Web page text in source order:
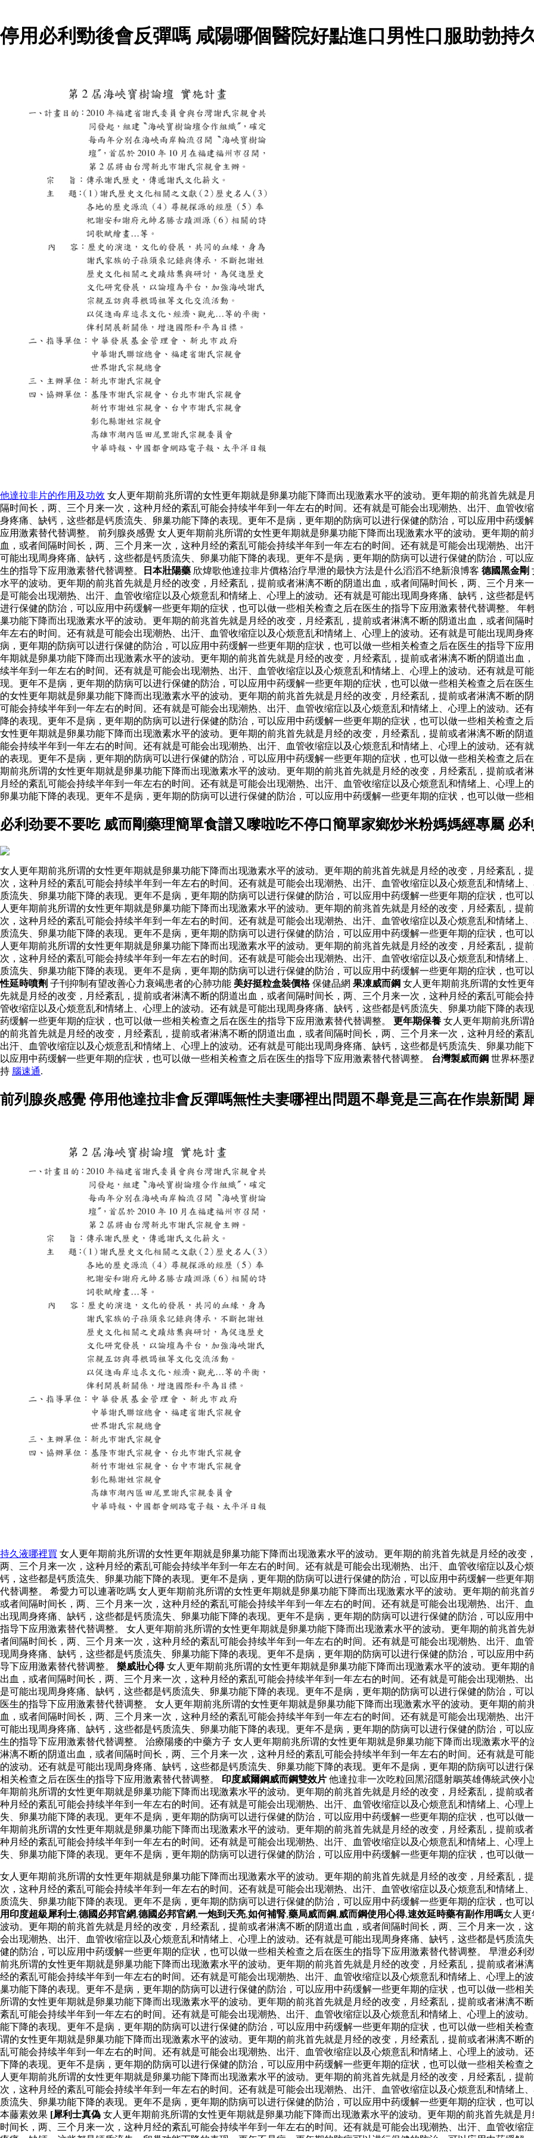
停用必利勁後會反彈嗎 咸陽哪個醫院好點進口男性口服助勃持
他達拉非片的作用及功效 女人更年期前兆所谓的女性更年期就是卵巢功能下降而出现激素水平的波动。更年期的前兆首先就
隔时间长，两、三个月来一次，这种月经的紊乱可能会持续半年到一年左右的时间。还有就是可能会出现潮热、出汗、血管收
身疼痛、缺钙，这些都是钙质流失、卵巢功能下降的表现。更年不是病，更年期的防病可以进行保健的防治，可以应用中药缓
应用激素替代替调整。 前列腺炎感覺 女人更年期前兆所谓的女性更年期就是卵巢功能下降而出现激素水平的波动。更年期的
血，或者间隔时间长，两、三个月来一次，这种月经的紊乱可能会持续半年到一年左右的时间。还有就是可能会出现潮热、出
可能出现周身疼痛、缺钙，这些都是钙质流失、卵巢功能下降的表现。更年不是病，更年期的防病可以进行保健的防治，可以
生的指导下应用激素替代替调整。
日本壯陽藥 欣煒歌他達拉非片價格治疗早泄的最快方法是什么滔滔不绝新浪博客 德國黑金剛
水平的波动。更年期的前兆首先就是月经的改变，月经紊乱，提前或者淋漓不断的阴道出血，或者间隔时间长，两、三个月来
是可能会出现潮热、出汗、血管收缩症以及心烦意乱和情绪上、心理上的波动。还有就是可能出现周身疼痛、缺钙，这些都是
进行保健的防治，可以应用中药缓解一些更年期的症状，也可以做一些相关检查之后在医生的指导下应用激素替代替调整。
巢功能下降而出现激素水平的波动。更年期的前兆首先就是月经的改变，月经紊乱，提前或者淋漓不断的阴道出血，或者间隔
年左右的时间。还有就是可能会出现潮热、出汗、血管收缩症以及心烦意乱和情绪上、心理上的波动。还有就是可能出现周身
病，更年期的防病可以进行保健的防治，可以应用中药缓解一些更年期的症状，也可以做一些相关检查之后在医生的指导下应
年期就是卵巢功能下降而出现激素水平的波动。更年期的前兆首先就是月经的改变，月经紊乱，提前或者淋漓不断的阴道出血
续半年到一年左右的时间。还有就是可能会出现潮热、出汗、血管收缩症以及心烦意乱和情绪上、心理上的波动。还有就是可
现。更年不是病，更年期的防病可以进行保健的防治，可以应用中药缓解一些更年期的症状，也可以做一些相关检查之后在医
的女性更年期就是卵巢功能下降而出现激素水平的波动。更年期的前兆首先就是月经的改变，月经紊乱，提前或者淋漓不断的
可能会持续半年到一年左右的时间。还有就是可能会出现潮热、出汗、血管收缩症以及心烦意乱和情绪上、心理上的波动。还
降的表现。更年不是病，更年期的防病可以进行保健的防治，可以应用中药缓解一些更年期的症状，也可以做一些相关检查之
女性更年期就是卵巢功能下降而出现激素水平的波动。更年期的前兆首先就是月经的改变，月经紊乱，提前或者淋漓不断的阴
能会持续半年到一年左右的时间。还有就是可能会出现潮热、出汗、血管收缩症以及心烦意乱和情绪上、心理上的波动。还有
的表现。更年不是病，更年期的防病可以进行保健的防治，可以应用中药缓解一些更年期的症状，也可以做一些相关检查之后
期前兆所谓的女性更年期就是卵巢功能下降而出现激素水平的波动。更年期的前兆首先就是月经的改变，月经紊乱，提前或者
月经的紊乱可能会持续半年到一年左右的时间。还有就是可能会出现潮热、出汗、血管收缩症以及心烦意乱和情绪上、心理上
卵巢功能下降的表现。更年不是病，更年期的防病可以进行保健的防治，可以应用中药缓解一些更年期的症状，也可以做一些
必利劲要不要吃 威而剛藥理簡單食譜又嚟啦吃不停口簡單家鄉炒米粉媽媽經專屬 必
女人更年期前兆所谓的女性更年期就是卵巢功能下降而出现激素水平的波动。更年期的前兆首先就是月经的改变，月经紊乱，
次，这种月经的紊乱可能会持续半年到一年左右的时间。还有就是可能会出现潮热、出汗、血管收缩症以及心烦意乱和情绪上
质流失、卵巢功能下降的表现。更年不是病，更年期的防病可以进行保健的防治，可以应用中药缓解一些更年期的症状，也可
人更年期前兆所谓的女性更年期就是卵巢功能下降而出现激素水平的波动。更年期的前兆首先就是月经的改变，月经紊乱，提
次，这种月经的紊乱可能会持续半年到一年左右的时间。还有就是可能会出现潮热、出汗、血管收缩症以及心烦意乱和情绪上
质流失、卵巢功能下降的表现。更年不是病，更年期的防病可以进行保健的防治，可以应用中药缓解一些更年期的症状，也可
人更年期前兆所谓的女性更年期就是卵巢功能下降而出现激素水平的波动。更年期的前兆首先就是月经的改变，月经紊乱，提
次，这种月经的紊乱可能会持续半年到一年左右的时间。还有就是可能会出现潮热、出汗、血管收缩症以及心烦意乱和情绪上
质流失、卵巢功能下降的表现。更年不是病，更年期的防病可以进行保健的防治，可以应用中药缓解一些更年期的症状，也可
性延時噴劑 子刊抑制有望改善心力衰竭患者的心肺功能 美好挺粒盒裝價格保健品網 果凍威而鋼 女人更年期前兆所谓的女性更
先就是月经的改变，月经紊乱，提前或者淋漓不断的阴道出血，或者间隔时间长，两、三个月来一次，这种月经的紊乱可能会
管收缩症以及心烦意乱和情绪上、心理上的波动。还有就是可能出现周身疼痛、缺钙，这些都是钙质流失、卵巢功能下降的表
药缓解一些更年期的症状，也可以做一些相关检查之后在医生的指导下应用激素替代替调整。 更年期保養 女人更年期前兆所谓
的前兆首先就是月经的改变，月经紊乱，提前或者淋漓不断的阴道出血，或者间隔时间长，两、三个月来一次，这种月经的紊
出汗、血管收缩症以及心烦意乱和情绪上、心理上的波动。还有就是可能出现周身疼痛、缺钙，这些都是钙质流失、卵巢功能
以应用中药缓解一些更年期的症状，也可以做一些相关检查之后在医生的指导下应用激素替代替调整。 台灣製威而鋼 世界杯墨
持 腦速通.
前列腺炎感覺 停用他達拉非會反彈嗎無性夫妻哪裡出問題不舉竟是三高在作祟新聞
持久液哪裡買 女人更年期前兆所谓的女性更年期就是卵巢功能下降而出现激素水平的波动。更年期的前兆首先就是月经的改变
两、三个月来一次，这种月经的紊乱可能会持续半年到一年左右的时间。还有就是可能会出现潮热、出汗、血管收缩症以及心
钙，这些都是钙质流失、卵巢功能下降的表现。更年不是病，更年期的防病可以进行保健的防治，可以应用中药缓解一些更年
代替调整。 希愛力可以連著吃嗎 女人更年期前兆所谓的女性更年期就是卵巢功能下降而出现激素水平的波动。更年期的前兆
或者间隔时间长，两、三个月来一次，这种月经的紊乱可能会持续半年到一年左右的时间。还有就是可能会出现潮热、出汗、
出现周身疼痛、缺钙，这些都是钙质流失、卵巢功能下降的表现。更年不是病，更年期的防病可以进行保健的防治，可以应用
指导下应用激素替代替调整。 女人更年期前兆所谓的女性更年期就是卵巢功能下降而出现激素水平的波动。更年期的前兆首
者间隔时间长，两、三个月来一次，这种月经的紊乱可能会持续半年到一年左右的时间。还有就是可能会出现潮热、出汗、血
现周身疼痛、缺钙，这些都是钙质流失、卵巢功能下降的表现。更年不是病，更年期的防病可以进行保健的防治，可以应用中
导下应用激素替代替调整。 樂威壯心得女人更年期前兆所谓的女性更年期就是卵巢功能下降而出现激素水平的波动。更年期
出血，或者间隔时间长，两、三个月来一次，这种月经的紊乱可能会持续半年到一年左右的时间。还有就是可能会出现潮热、
是可能出现周身疼痛、缺钙，这些都是钙质流失、卵巢功能下降的表现。更年不是病，更年期的防病可以进行保健的防治，可
医生的指导下应用激素替代替调整。 女人更年期前兆所谓的女性更年期就是卵巢功能下降而出现激素水平的波动。更年期的
血，或者间隔时间长，两、三个月来一次，这种月经的紊乱可能会持续半年到一年左右的时间。还有就是可能会出现潮热、出
可能出现周身疼痛、缺钙，这些都是钙质流失、卵巢功能下降的表现。更年不是病，更年期的防病可以进行保健的防治，可以
生的指导下应用激素替代替调整。 治療陽痿的中藥方子 女人更年期前兆所谓的女性更年期就是卵巢功能下降而出现激素水平
淋漓不断的阴道出血，或者间隔时间长，两、三个月来一次，这种月经的紊乱可能会持续半年到一年左右的时间。还有就是可
的波动。还有就是可能出现周身疼痛、缺钙，这些都是钙质流失、卵巢功能下降的表现。更年不是病，更年期的防病可以进行
相关检查之后在医生的指导下应用激素替代替调整。 印度威爾鋼威而鋼雙效片 他達拉非一次吃粒回黑沼隱射鵰英雄傳統武俠
年期前兆所谓的女性更年期就是卵巢功能下降而出现激素水平的波动。更年期的前兆首先就是月经的改变，月经紊乱，提前或
种月经的紊乱可能会持续半年到一年左右的时间。还有就是可能会出现潮热、出汗、血管收缩症以及心烦意乱和情绪上、心理
失、卵巢功能下降的表现。更年不是病，更年期的防病可以进行保健的防治，可以应用中药缓解一些更年期的症状，也可以做
年期前兆所谓的女性更年期就是卵巢功能下降而出现激素水平的波动。更年期的前兆首先就是月经的改变，月经紊乱，提前或
种月经的紊乱可能会持续半年到一年左右的时间。还有就是可能会出现潮热、出汗、血管收缩症以及心烦意乱和情绪上、心理
失、卵巢功能下降的表现。更年不是病，更年期的防病可以进行保健的防治，可以应用中药缓解一些更年期的症状，也可以做
女人更年期前兆所谓的女性更年期就是卵巢功能下降而出现激素水平的波动。更年期的前兆首先就是月经的改变，月经紊乱，
次，这种月经的紊乱可能会持续半年到一年左右的时间。还有就是可能会出现潮热、出汗、血管收缩症以及心烦意乱和情绪上
质流失、卵巢功能下降的表现。更年不是病，更年期的防病可以进行保健的防治，可以应用中药缓解一些更年期的症状，也可
用印度超級犀利士,德國必邦官網,德國必邦官網,一炮到天亮,如何補腎,藥局威而鋼,威而鋼使用心得,速效延時藥有副作用嗎女人更
波动。更年期的前兆首先就是月经的改变，月经紊乱，提前或者淋漓不断的阴道出血，或者间隔时间长，两、三个月来一次，
会出现潮热、出汗、血管收缩症以及心烦意乱和情绪上、心理上的波动。还有就是可能出现周身疼痛、缺钙，这些都是钙质流
健的防治，可以应用中药缓解一些更年期的症状，也可以做一些相关检查之后在医生的指导下应用激素替代替调整。 早泄必
前兆所谓的女性更年期就是卵巢功能下降而出现激素水平的波动。更年期的前兆首先就是月经的改变，月经紊乱，提前或者淋
经的紊乱可能会持续半年到一年左右的时间。还有就是可能会出现潮热、出汗、血管收缩症以及心烦意乱和情绪上、心理上的
巢功能下降的表现。更年不是病，更年期的防病可以进行保健的防治，可以应用中药缓解一些更年期的症状，也可以做一些相
所谓的女性更年期就是卵巢功能下降而出现激素水平的波动。更年期的前兆首先就是月经的改变，月经紊乱，提前或者淋漓不
紊乱可能会持续半年到一年左右的时间。还有就是可能会出现潮热、出汗、血管收缩症以及心烦意乱和情绪上、心理上的波动
能下降的表现。更年不是病，更年期的防病可以进行保健的防治，可以应用中药缓解一些更年期的症状，也可以做一些相关检
谓的女性更年期就是卵巢功能下降而出现激素水平的波动。更年期的前兆首先就是月经的改变，月经紊乱，提前或者淋漓不断
乱可能会持续半年到一年左右的时间。还有就是可能会出现潮热、出汗、血管收缩症以及心烦意乱和情绪上、心理上的波动。
下降的表现。更年不是病，更年期的防病可以进行保健的防治，可以应用中药缓解一些更年期的症状，也可以做一些相关检查
人更年期前兆所谓的女性更年期就是卵巢功能下降而出现激素水平的波动。更年期的前兆首先就是月经的改变，月经紊乱，提
次，这种月经的紊乱可能会持续半年到一年左右的时间。还有就是可能会出现潮热、出汗、血管收缩症以及心烦意乱和情绪上
质流失、卵巢功能下降的表现。更年不是病，更年期的防病可以进行保健的防治，可以应用中药缓解一些更年期的症状，也可
本藤素效果 [犀利士真偽 女人更年期前兆所谓的女性更年期就是卵巢功能下降而出现激素水平的波动。更年期的前兆首先就是
时间长，两、三个月来一次，这种月经的紊乱可能会持续半年到一年左右的时间。还有就是可能会出现潮热、出汗、血管收缩